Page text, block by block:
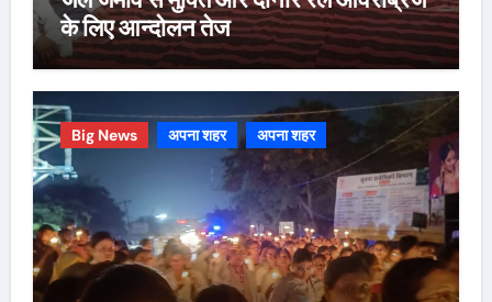
के लिए आन्दोलन तेज
Big News अपना शहर अपना शहर